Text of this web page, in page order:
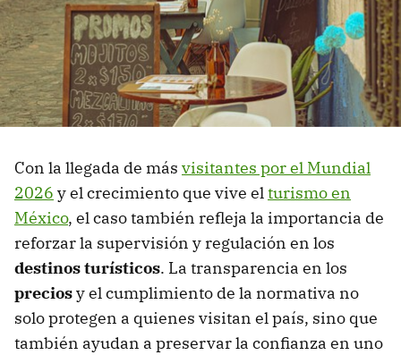
Con la llegada de más visitantes por el Mundial
2026 y el crecimiento que vive elturismo en
México, el caso también refleja la importancia de
reforzar la supervisión y regulación en los
destinos turísticos. La transparencia en los
preciosy el cumplimiento de la normativa no
solo protegen a quienes visitan el país, sino que
también ayudan a preservar la confianza en uno